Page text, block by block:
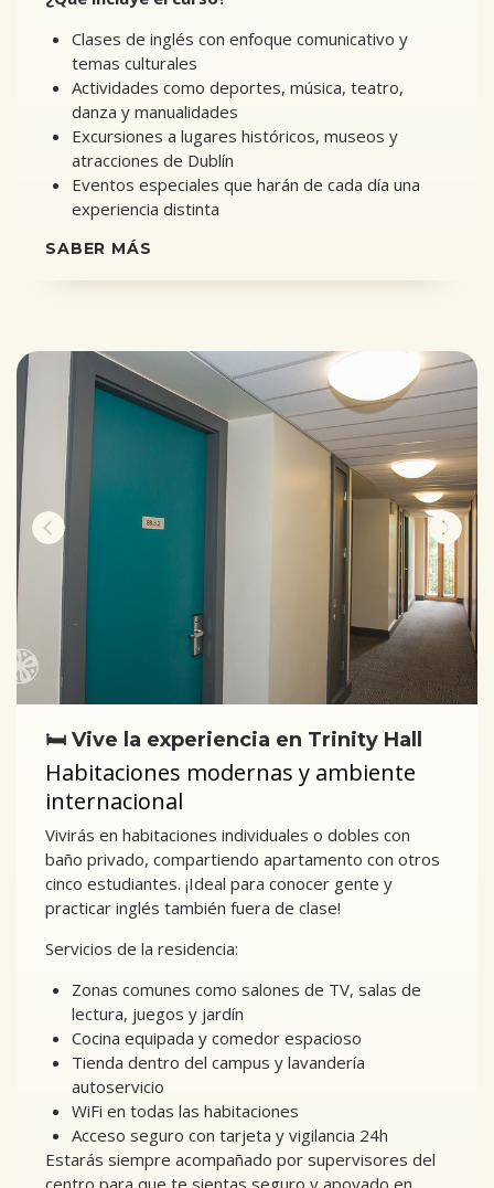
Clases de inglés con enfoque comunicativo y
temas culturales
Actividades como deportes, música, teatro,
danza y manualidades
Excursiones a lugares históricos, museos y
atracciones de Dublín
Eventos especiales que harán de cada día una
experiencia distinta
SABER MÁS
🛏️ Vive la experiencia en Trinity Hall
Habitaciones modernas y ambiente
internacional
Vivirás en habitaciones individuales o dobles con
baño privado, compartiendo apartamento con otros
cinco estudiantes. ¡Ideal para conocer gente y
practicar inglés también fuera de clase!
Servicios de la residencia:
Zonas comunes como salones de TV, salas de
lectura, juegos y jardín
Cocina equipada y comedor espacioso
Tienda dentro del campus y lavandería
autoservicio
WiFi en todas las habitaciones
Acceso seguro con tarjeta y vigilancia 24h
Estarás siempre acompañado por supervisores del